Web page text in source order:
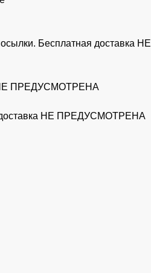
Бесплатная доставка НЕ
НЕ ПРЕДУСМОТРЕНА
доставка НЕ ПРЕДУСМОТРЕНА